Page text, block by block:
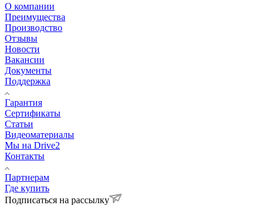
О компании
Преимущества
Производство
Отзывы
Новости
Вакансии
Документы
Поддержка
Гарантия
Сертификаты
Статьи
Видеоматериалы
Мы на Drive2
Контакты
Партнерам
Где купить
Подписаться на рассылку